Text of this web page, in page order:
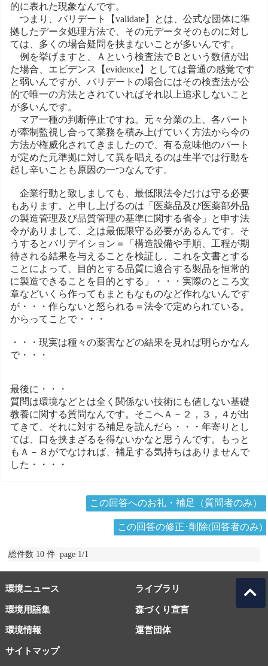
的に表れた現象なんです。
つまり、バリデート【validate】とは、公式な団体に準
拠したデータ処理方法で、その元データそのものに対し
ては、多くの場合疑問を挟まないことが多いんです。
例を挙げますと、Ａという検査法でＢという数値が出
た場合、エビデンス【evidence】としては普通の感覚です
と弱いんですが、バリデートの場合にはその検査法が公
的で唯一の方法とされていればそれ以上追求しないこと
が多いんです。
マア一種の判断停止ですね。元々分業の上、各パート
が牽制監視し合って業務を積み上げていく方法から今の
方法が権威化されてきましたので、有る意味他のパート
が定めた元準拠に対して異を唱えるのは生半では行動を
起し辛いことも原因の一つなんです。
企業行動と致しましても、最低限法令だけは守る必要
もあります。と申し上げるのは「医薬品及び医薬部外品
の製造管理及び品質管理の基準に関する省令」と申す法
令がありまして、之は最低限守る必要があるんです。そ
うするとバリデイション＝「構造設備や手順、工程が期
待される結果を与えることを検証し、これを文書とする
ことによって、目的とする品質に適合する製品を恒常的
に製造できることを目的とする」・・・実際のところ文
章などいくら作ってもまともなものなど作れないんです
が・・・作らないと怒られる＝法令で定められている。
からってことで・・・
・・・現実は種々の薬害などの結果を見れば明らかなん
で・・・
最後に・・・
質問は環境などとは全く関係ない技術にも値しない基礎
教養に関する質問なんです。そこへＡ－２，３，４が出
てきて、それに対する補足を読んだら・・・年寄りとし
ては、口を挟まざるを得ないかなと思うんです。もっと
もＡ－８がでなければ、補足する気持ちはありませんで
した・・・・
この回答へのお礼・補足（質問者のみ）
この回答の修正･削除(回答者のみ)
総件数 10 件 page 1/1
環境ニュース ライブラリ
環境用語集 森づくり宣言
環境情報
サイトマップ
運営団体